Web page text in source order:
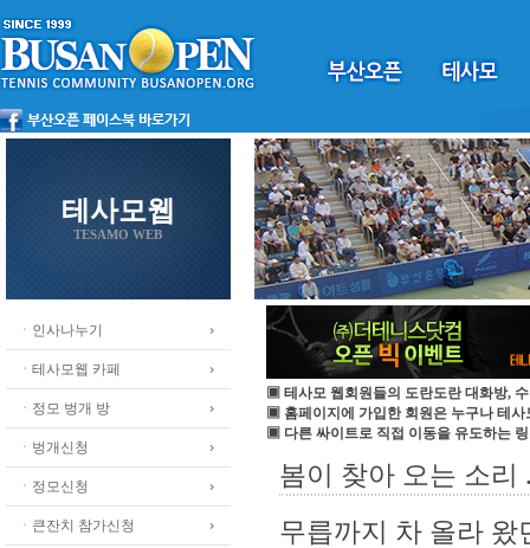
테사모웹
TESAMO WEB
ㆍ인사나누기
ㆍ테사모웹 카페
ㆍ정모 벙개 방
ㆍ벙개신청
ㆍ정모신청
ㆍ큰잔치 참가신청
▣ 테사모 웹회원들의 도란도란 대화방,
▣ 홈페이지에 가입한 회원은 누구나 테사
▣ 다른 싸이트로 직접 이동을 유도하는
봄이 찾아 오는 소리
무릅까지 차 올라 왔